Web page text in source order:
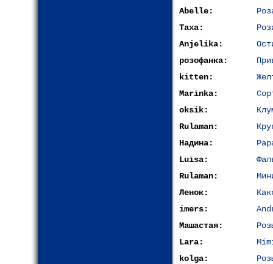
Abelle:
Таха:
Anjelika:
розофанка:
kitten:
Marinka:
oksik:
Rulaman:
Надина:
Luisa:
Rulaman:
Ленок:
imers:
Машастая:
Lara:
kolga: